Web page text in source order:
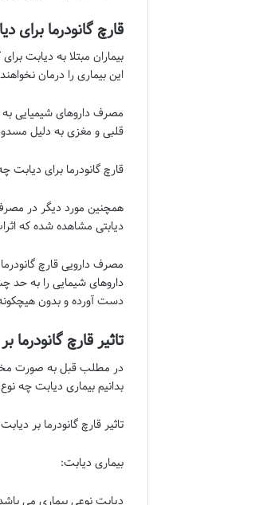
قارچ گانودرما برای
بیماران مبتلا به دیابت
این بیماری را درمان
مصرف داروهای شیمیایی
قلبی و مغزی به دلیل
قارچ گانودرما برای دیابت
همچنین مورد دیگر در
دیابتی مشاهده شده که
مصرف دارویی قارچ
داروهای شیمایی را به حد
دست آورده و بدون
تاثیر قارچ
در مطلب قبل به صورت
بدانیم بیماری دیابت چه
تاثیر قارچ گانودرما بر
بیماری دیابت:
دیابت نوعی بیماری می